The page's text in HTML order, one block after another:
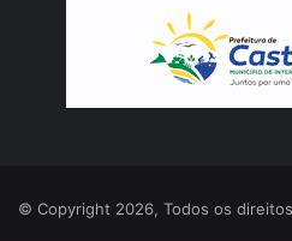
© Copyright 2026, Todos os